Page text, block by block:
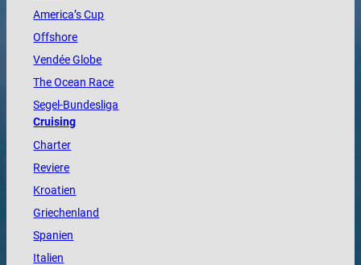
America’s Cup
Offshore
VendéeGlobe
TheOcean Race
Segel-Bundesliga
Cruising
Charter
Reviere
Kroatien
Griechenland
Spanien
Italien